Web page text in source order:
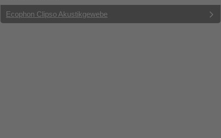
Ecophon Clipso Akustikgewebe